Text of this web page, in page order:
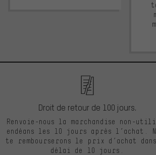
Droit de retour de 100 jours.
Renvoie-nous la marchandise non-
endéans les 10 jours après l’achat.
te rembourserons le prix d’achat
délai de 10 jours.